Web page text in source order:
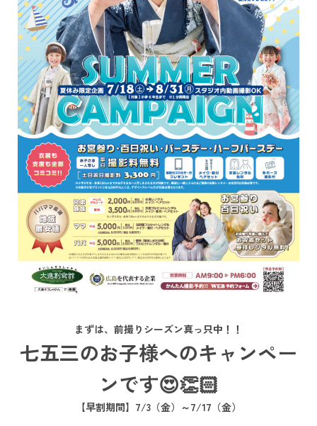
まずは、前撮りシーズン真っ只中！！
七五三のお子様へのキャンペー
ンです😍👏🏻
【早割期間】7/3（金）～7/17（金）